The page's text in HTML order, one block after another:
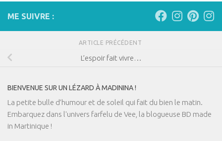
ME SUIVRE :
ARTICLE PRÉCÉDENT
L’espoir fait vivre…
BIENVENUE SUR UN LÉZARD À MADININA !
La petite bulle d’humour et de soleil qui fait du bien le matin.
Embarquez dans l'univers farfelu de Vee, la blogueuse BD made
in Martinique !